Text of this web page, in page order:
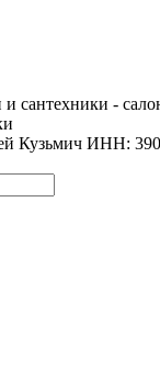
сантехники -
Кузьмич ИНН: